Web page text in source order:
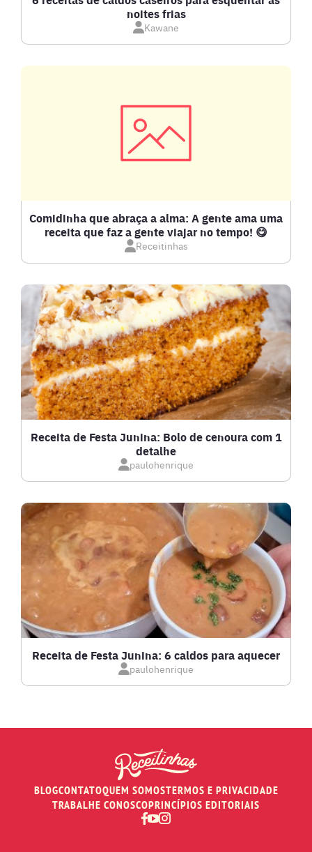
CARNE BOVINA
COMPOTAS E GELEIAS
DOCES E SOBREMESAS
DRINKS
FRANGO
FRUTOS DO MAR
GRATINADOS
LANCHES
LASANHAS
LOW CARB
MASSAS E PASTAS
RECEITAS DE AIR FRYER
noites frias
Kawane
Comidinha que abraça a alma: A gente ama uma
receita que faz a gente viajar no tempo! 😋
Receitinhas
Receita de Festa Junina: Bolo de cenoura com 1
detalhe
paulohenrique
Receita de Festa Junina: 6 caldos para aquecer
paulohenrique
BLOGCONTATOQUEM SOMOSTERMOS E PRIVACIDADE
TRABALHE CONOSCOPRINCÍPIOS EDITORIAIS